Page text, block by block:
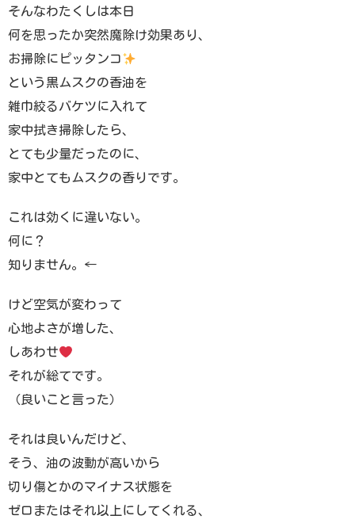
そんなわたくしは本日
何を思ったか突然魔除け効果あり、
お掃除にピッタンコ
という黒ムスクの香油を
雑巾絞るバケツに入れて
家中拭き掃除したら、
とても少量だったのに、
家中とてもムスクの香りです。
これは効くに違いない。
何に？
知りません。←
けど空気が変わって
心地よさが増した、
しあわせ
それが総てです。
（良いこと言った）
それは良いんだけど、
そう、油の波動が高いから
切り傷とかのマイナス状態を
ゼロまたはそれ以上にしてくれる、